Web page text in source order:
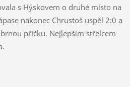
s Hýskovem o druhé místo na
nakonec Chrustoš uspěl 2:0 a
příčku. Nejlepším střelcem